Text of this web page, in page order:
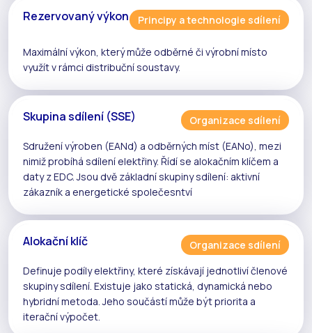
Rezervovaný výkon Principy a technologie sdílení
Maximální výkon, který může odběrné či výrobní místo
využít v rámci distribuční soustavy.
Skupina sdílení (SSE)
Organizace sdílení
Sdružení výroben (EANd) a odběrných míst (EANo), mezi
nimiž probíhá sdílení elektřiny. Řídí se alokačním klíčem a
daty zEDC. Jsou dvě základní skupiny sdílení: aktivní
zákazník a energetické společesntví
Alokační klíč
Organizace sdílení
Definuje podíly elektřiny, které získávají jednotliví členové
skupiny sdílení. Existuje jako statická, dynamická nebo
hybridní metoda. Jeho součástí může být priorita a
iteračnívýpočet.